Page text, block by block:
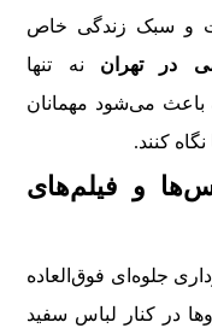
و سبک زندگی خاص
در تهران نه تنها
می‌شود مهمانان
کنند.
و فیلم‌های
جلوه‌ای فوق‌العاده
در کنار لباس سفید